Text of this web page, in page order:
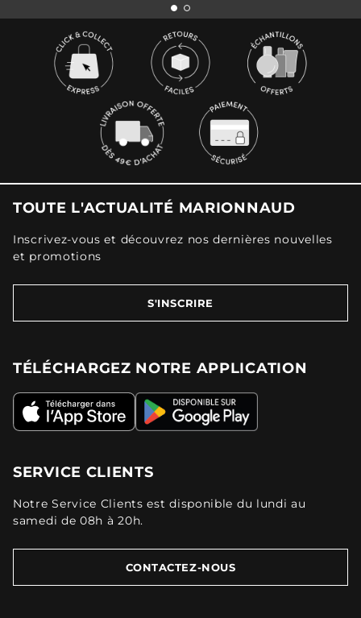
TOUTE L'ACTUALITÉ MARIONNAUD
Inscrivez-vous et découvrez nos dernières nouvelles
et promotions
S'INSCRIRE
TÉLÉCHARGEZ NOTRE APPLICATION
SERVICE CLIENTS
Notre Service Clients est disponible du lundi au
samedi de 08h à 20h.
CONTACTEZ-NOUS